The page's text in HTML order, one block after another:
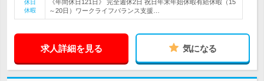
休日
休暇
《年間休日121日》 完全週休2日 祝日年末年始休暇有給休暇（15
～20日）ワークライフバランス支援…
求人詳細を見る 気になる